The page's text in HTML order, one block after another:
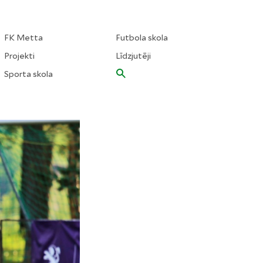
FK Metta
Projekti
Sporta skola
Futbola skola
Līdzjutēji